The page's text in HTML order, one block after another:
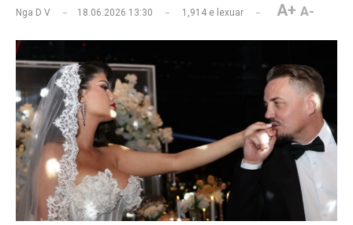
Nga D V 18.06.2026 13:30 1,914 e lexuar A+ A-